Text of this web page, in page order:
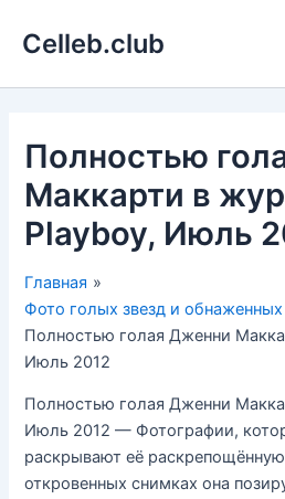
Celleb.club
Полностью
Маккарти в
Playboy, Июль
Главная
Фото голых звезд и обнаженных
Полностью голая Дженни
Июль 2012
Полностью голая Дженни
Июль 2012 — Фотографии,
раскрывают её
откровенных снимках она